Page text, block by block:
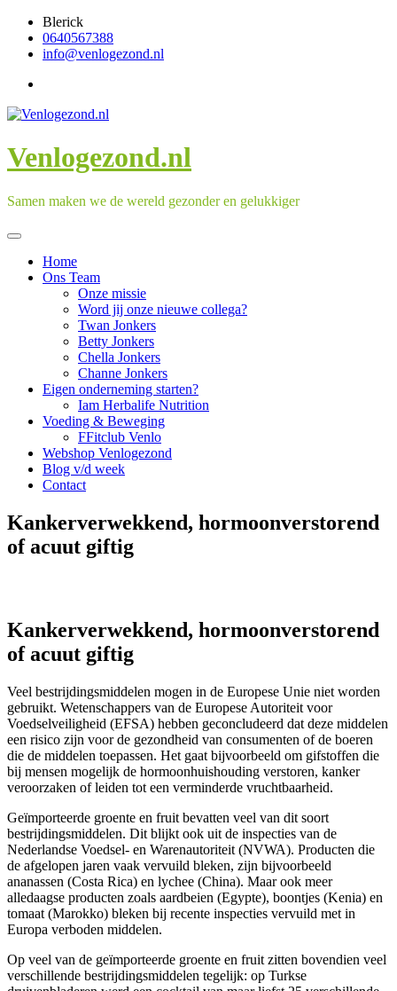
Skip
content
Blerick
0640567388
info@venlogezond.nl
Venlogezond.nl
Samen maken we de wereld gezonder en gelukkiger
Home
Ons Team
Onze missie
Word jij onze nieuwe collega?
Twan Jonkers
Betty Jonkers
Chella Jonkers
Channe Jonkers
Eigen onderneming starten?
Iam Herbalife Nutrition
Voeding & Beweging
FFitclub Venlo
Webshop Venlogezond
Blog v/d week
Contact
Kankerverwekkend, hormoonverstorend
of acuut giftig
Kankerverwekkend, hormoonverstorend
of acuut giftig
Veel bestrijdingsmiddelen mogen in de Europese Unie niet worden
gebruikt. Wetenschappers van de Europese Autoriteit voor
Voedselveiligheid (EFSA) hebben geconcludeerd dat deze middelen
een risico zijn voor de gezondheid van consumenten of de boeren
die de middelen toepassen. Het gaat bijvoorbeeld om gifstoffen die
bij mensen mogelijk de hormoonhuishouding verstoren, kanker
veroorzaken of leiden tot een verminderde vruchtbaarheid.
Geïmporteerde groente en fruit bevatten veel van dit soort
bestrijdingsmiddelen. Dit blijkt ook uit de inspecties van de
Nederlandse Voedsel- en Warenautoriteit (NVWA). Producten die
de afgelopen jaren vaak vervuild bleken, zijn bijvoorbeeld
ananassen (Costa Rica) en lychee (China). Maar ook meer
alledaagse producten zoals aardbeien (Egypte), boontjes (Kenia) en
tomaat (Marokko) bleken bij recente inspecties vervuild met in
Europa verboden middelen.
Op veel van de geïmporteerde groente en fruit zitten bovendien veel
verschillende bestrijdingsmiddelen tegelijk: op Turkse